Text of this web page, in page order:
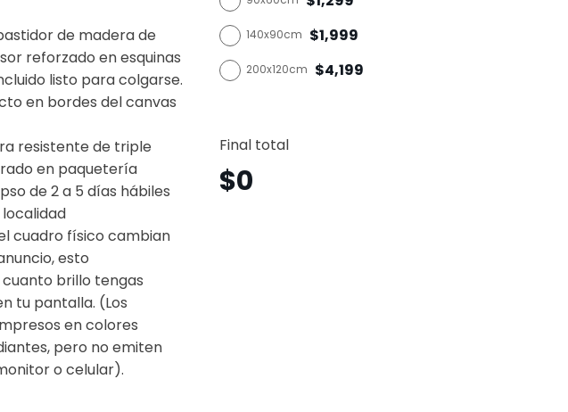
de madera de
reforzado en esquinas
listo para colgarse.
en bordes del canvas
resistente de triple
en paquetería
de 2 a 5 días hábiles
cuadro físico cambian
esto
brillo tengas
tu pantalla. (Los
en colores
pero no emiten
o celular).
140x90cm $1,999
200x120cm $4,199
Final total
$0